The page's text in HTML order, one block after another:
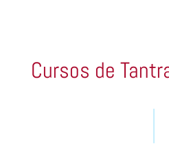
Cursos de